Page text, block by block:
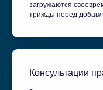
загружаются
трижды перед
Консультации